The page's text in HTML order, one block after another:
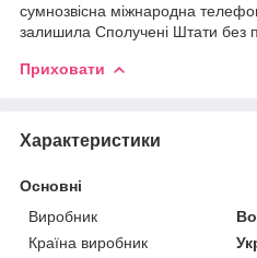
сумнозвісна міжнародна
залишила Сполучені Штати без
Приховати
Характеристики
Основні
Виробник
Країна виробник